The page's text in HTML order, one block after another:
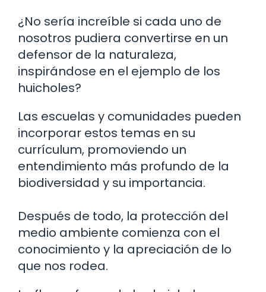
¿No sería increíble si cada uno de
nosotros pudiera convertirse en un
defensor de la naturaleza,
inspirándose en el ejemplo de los
huicholes?
Las escuelas y comunidades pueden
incorporar estos temas en su
currículum, promoviendo un
entendimiento más profundo de la
biodiversidad y su importancia.
Después de todo, la protección del
medio ambiente comienza con el
conocimiento y la apreciación de lo
que nos rodea.